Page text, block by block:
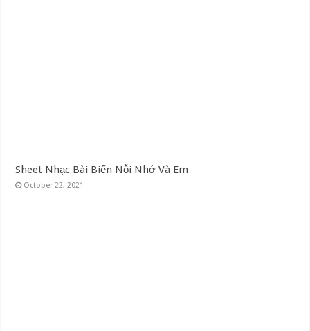
Sheet Nhạc Bài Biển Nỗi Nhớ Và Em
October 22, 2021